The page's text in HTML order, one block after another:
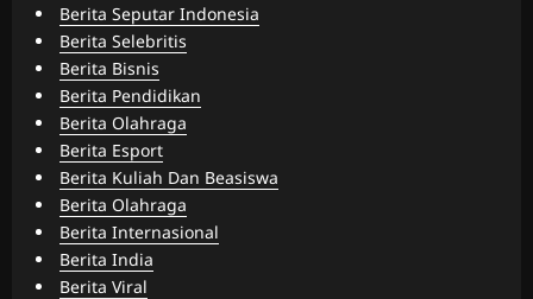
Berita Seputar Indonesia
Berita Selebritis
Berita Bisnis
Berita Pendidikan
Berita Olahraga
Berita Esport
Berita Kuliah Dan Beasiswa
Berita Olahraga
Berita Internasional
Berita India
Berita Viral